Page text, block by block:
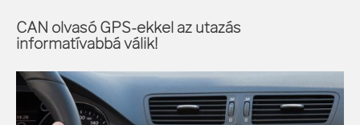
CAN olvasó GPS-ekkel az utazás
informatívabbá válik!